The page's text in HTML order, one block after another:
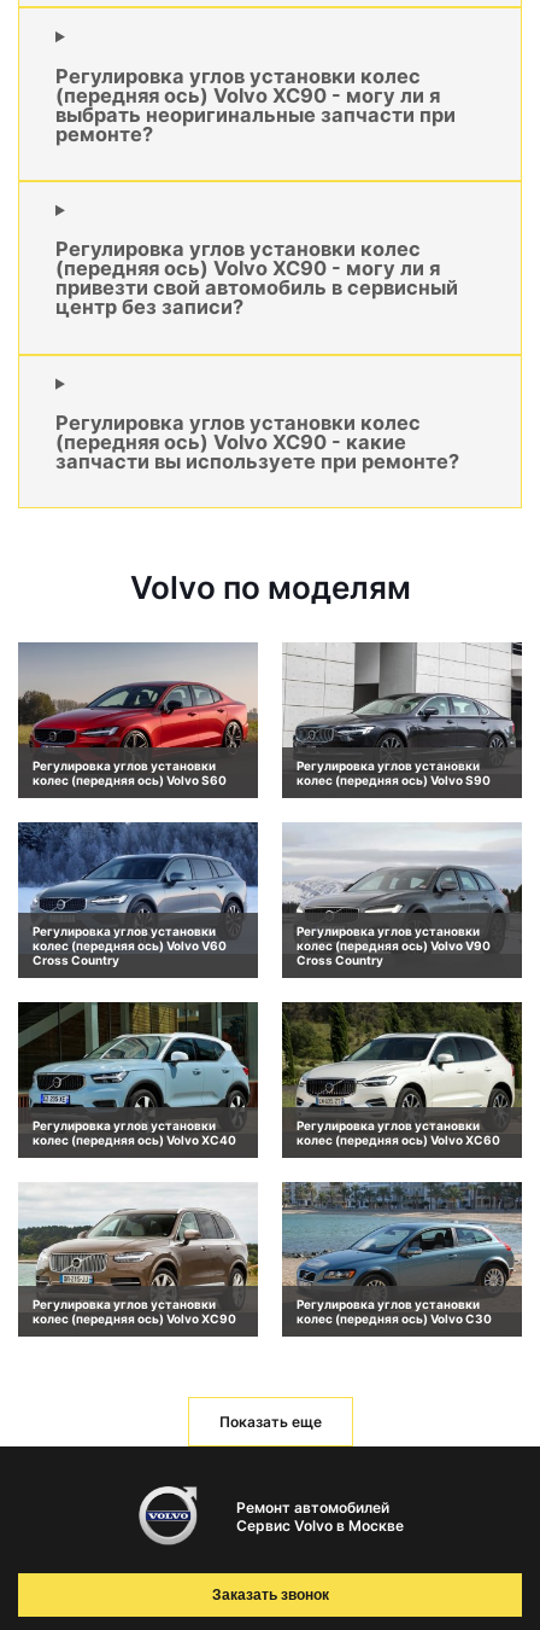
Регулировка углов установки колес
(передняя ось) Volvo XC90 - могу ли я
выбрать неоригинальные запчасти при
ремонте?
Регулировка углов установки колес
(передняя ось) Volvo XC90 - могу ли я
привезти свой автомобиль в сервисный
центр без записи?
Регулировка углов установки колес
(передняя ось) Volvo XC90 - какие
запчасти вы используете при ремонте?
Volvo по моделям
Регулировка углов установки
колес (передняя ось) Volvo S60
Регулировка углов установки
колес (передняя ось) Volvo S90
Регулировка углов установки
колес (передняя ось) Volvo V60
Cross Country
Регулировка углов установки
колес (передняя ось) Volvo V90
Cross Country
Регулировка углов установки
колес (передняя ось) Volvo XC40
Регулировка углов установки
колес (передняя ось) Volvo XC60
Регулировка углов установки
колес (передняя ось) Volvo XC90
Регулировка углов установки
колес (передняя ось) Volvo C30
Показать еще
Ремонт автомобилей
Сервис Volvo в Москве
Заказать звонок